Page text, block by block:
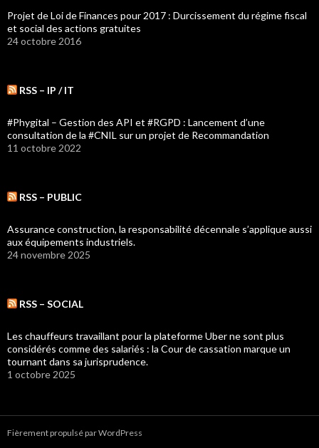
Projet de Loi de Finances pour 2017 : Durcissement du régime fiscal
et social des actions gratuites
24 octobre 2016
RSS – IP / IT
#Phygital – Gestion des API et #RGPD : Lancement d’une
consultation de la #CNIL sur un projet de Recommandation
11 octobre 2022
RSS – PUBLIC
Assurance construction, la responsabilité décennale s’applique aussi
aux équipements industriels.
24 novembre 2025
RSS – SOCIAL
Les chauffeurs travaillant pour la plateforme Uber ne sont plus
considérés comme des salariés : la Cour de cassation marque un
tournant dans sa jurisprudence.
1 octobre 2025
Fièrement propulsé par WordPress